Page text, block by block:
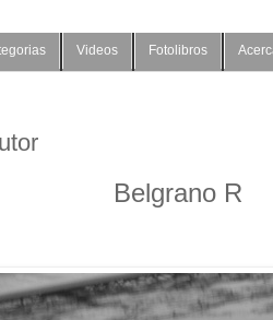
Videos Fotolibros
R